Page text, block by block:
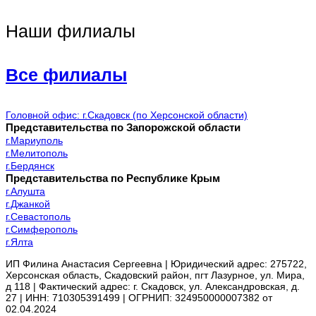
Наши филиалы
Все филиалы
Головной офис: г.Скадовск (по Херсонской области)
Представительства по Запорожской области
г.Мариуполь
г.Мелитополь
г.Бердянск
Представительства по Республике Крым
г.Алушта
г.Джанкой
г.Севастополь
г.Симферополь
г.Ялта
ИП Филина Анастасия Сергеевна | Юридический адрес: 275722,
Херсонская область, Скадовский район, пгт Лазурное, ул. Мира,
д 118 | Фактический адрес: г. Скадовск, ул. Александровская, д.
27 | ИНН: 710305391499 | ОГРНИП: 324950000007382 от
02.04.2024